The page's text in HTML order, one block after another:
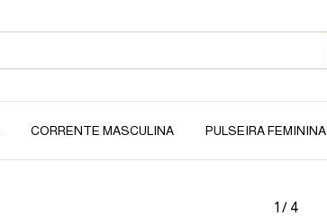
CORRENTE MASCULINA PULSEIRA FEMININA
1 / 4